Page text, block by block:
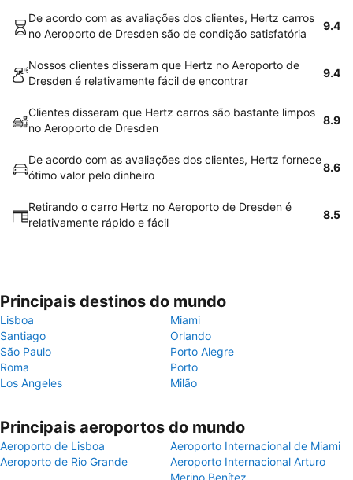
De acordo com as avaliações dos clientes, Hertz carros
no Aeroporto de Dresden são de condição satisfatória
9.4
Nossos clientes disseram que Hertz no Aeroporto de
Dresden é relativamente fácil de encontrar
9.4
Clientes disseram que Hertz carros são bastante limpos
no Aeroporto de Dresden
8.9
De acordo com as avaliações dos clientes, Hertz fornece
ótimo valor pelo dinheiro
8.6
Retirando o carro Hertz no Aeroporto de Dresden é
relativamente rápido e fácil
8.5
Principais destinos do mundo
Lisboa
Miami
Santiago
Orlando
São Paulo
Porto Alegre
Roma
Porto
Los Angeles
Milão
Principais aeroportos do mundo
Aeroporto de Lisboa
Aeroporto Internacional de Miami
Aeroporto de Rio Grande
Aeroporto Internacional Arturo
Merino Benítez